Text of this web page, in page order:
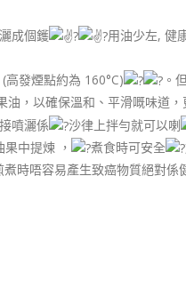
成個鑊
用油少左, 健
發煙點約為 160°C) 。
油，以確保溫和、平滑嘅味道
噴灑係
沙律上拌勻就可以喇
中提煉 ， 煮食時可安全
時唔容易產生致癌物質絕對係